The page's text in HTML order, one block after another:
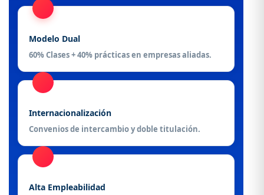
Modelo Dual
60% Clases + 40% prácticas en empresas aliadas.
Internacionalización
Convenios de intercambio y doble titulación.
Alta Empleabilidad